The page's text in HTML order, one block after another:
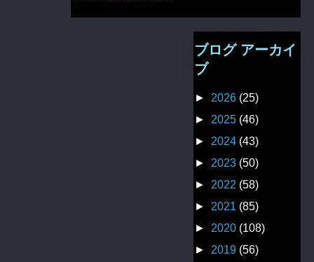
ブログ アーカイ
ブ
► 2026 (25)
► 2025 (46)
► 2024 (43)
► 2023 (50)
► 2022 (58)
► 2021 (85)
► 2020 (108)
► 2019 (56)